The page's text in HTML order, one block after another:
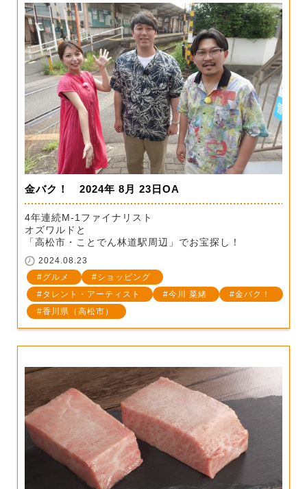
金バク！ 2024年 8月 23日OA
4年連続M-1ファイナリスト
オズワルドと
「高松市・ことでん林道駅周辺」でお宝探し！
2024.08.23
グルメ
ショッピング
タレント・アーティスト
今川 菜緒
金バク！
香川県（高松市）